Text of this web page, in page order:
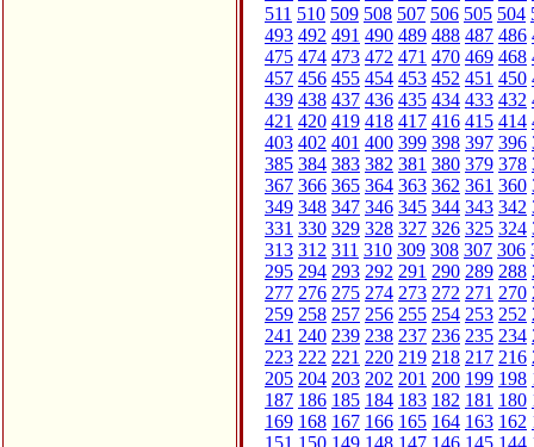
511 510 509 508 507 506 505 504
493 492 491 490 489 488 487 486
475 474 473 472 471 470 469 468
457 456 455 454 453 452 451 450
439 438 437 436 435 434 433 432
421 420 419 418 417 416 415 414
403 402 401 400 399 398 397 396
385 384 383 382 381 380 379 378
367 366 365 364 363 362 361 360
349 348 347 346 345 344 343 342
331 330 329 328 327 326 325 324
313 312 311 310 309 308 307 306
295 294 293 292 291 290 289 288
277 276 275 274 273 272 271 270
259 258 257 256 255 254 253 252
241 240 239 238 237 236 235 234
223 222 221 220 219 218 217 216
205 204 203 202 201 200 199 198
187 186 185 184 183 182 181 180
169 168 167 166 165 164 163 162